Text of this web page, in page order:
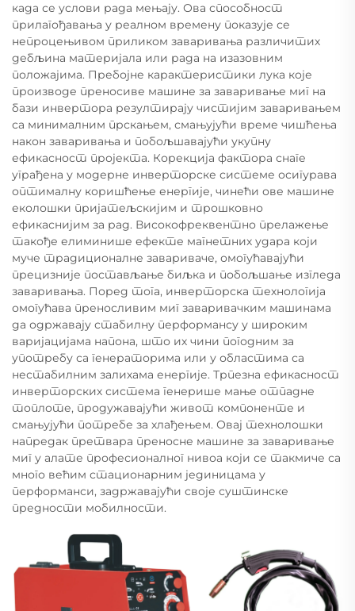
када се услови рада мењају. Ова способност
прилагођавања у реалном времену показује се
непроцењивом приликом заваривања различитих
дебљина материјала или рада на изазовним
положајима. Пребојне карактеристики лука које
производе преносиве машине за заваривање миг на
бази инвертора резултирају чистијим заваривањем
са минималним прскањем, смањујући време чишћења
након заваривања и побољшавајући укупну
ефикасност пројекта. Корекција фактора снаге
уграђена у модерне инверторске системе осигурава
оптималну коришћење енергије, чинећи ове машине
еколошки пријатељскијим и трошковно
ефикаснијим за рад. Високофреквентно прелажење
такође елиминише ефекте магнетних удара који
муче традиционалне завариваче, омогућавајући
прецизније постављање биљка и побољшање изгледа
заваривања. Поред тога, инверторска технологија
омогућава преносливим миг заваривачким машинама
да одржавају стабилну перформансу у широким
варијацијама напона, што их чини погодним за
употребу са генераторима или у областима са
нестабилним залихама енергије. Трпезна ефикасност
инверторских система генерише мање отпадне
топлоте, продужавајући живот компоненте и
смањујући потребе за хлађењем. Овај технолошки
напредак претвара преносне машине за заваривање
миг у алате професионалног нивоа који се такмиче са
много већим стационарним јединицама у
перформанси, задржавајући своје суштинске
предности мобилности.